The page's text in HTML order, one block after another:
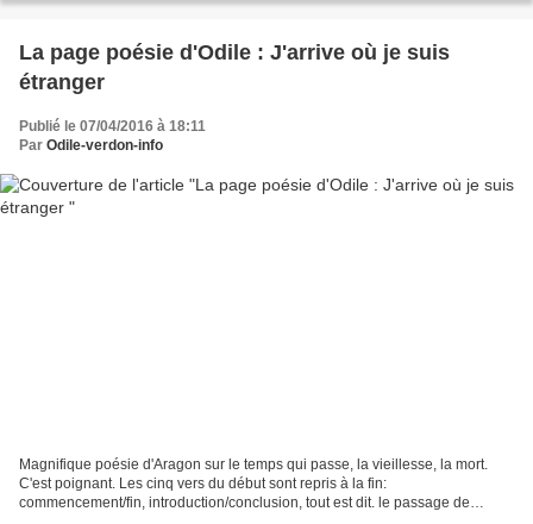
La page poésie d'Odile : J'arrive où je suis
étranger
Publié le 07/04/2016 à 18:11
Par Odile-verdon-info
Magnifique poésie d'Aragon sur le temps qui passe, la vieillesse, la mort.
C'est poignant. Les cinq vers du début sont repris à la fin:
commencement/fin, introduction/conclusion, tout est dit. le passage de